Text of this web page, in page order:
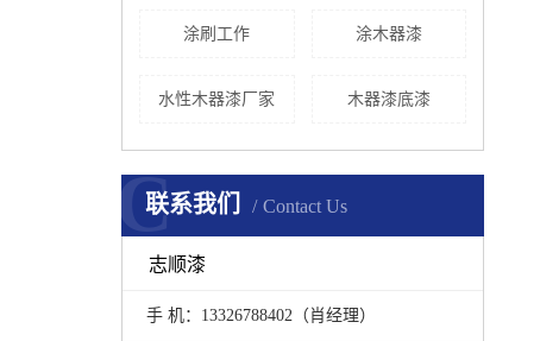
涂刷工作 涂木器漆
水性木器漆厂家 木器漆底漆
联系我们 Contact Us
C
志顺漆
手 机：13326788402（肖经理）